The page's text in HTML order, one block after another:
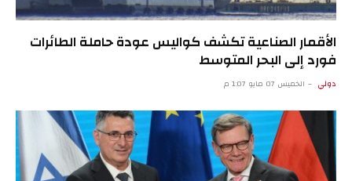
الأقمار الصناعية تكشف كواليس عودة حاملة الطائرات
فورد إلى البحر المتوسط
دولي الخميس 07 مايو 1:07 م